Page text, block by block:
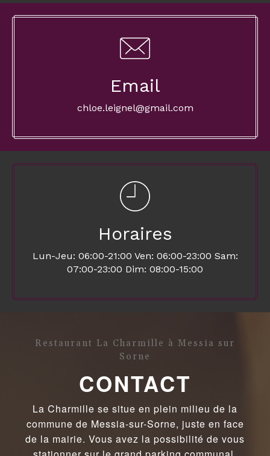
Email
chloe.leignel@gmail.com
Horaires
Lun-Jeu: 06:00-21:00 Ven: 06:00-23:00 Sam:
07:00-23:00 Dim: 08:00-15:00
Restaurant La Charmille à Messia sur
Sorne
CONTACT
La Charmille se situe en plein milieu de la
commune de Messia-sur-Sorne, juste en face
de la mairie. Vous avez la possibilité de vous